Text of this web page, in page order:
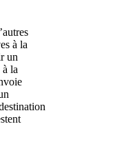
à la
un
la